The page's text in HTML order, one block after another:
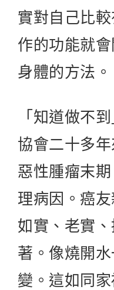
實對自己比
作的功能就
身體的方法。
「知道做不
協會二十多
惡性腫瘤末
理病因。癌
如實、老實
著。像燒開
變。這如同